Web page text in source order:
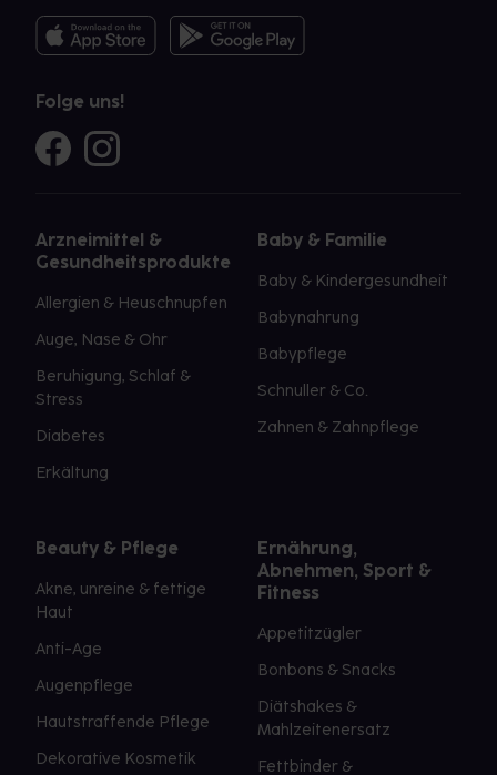
Folge uns!
Arzneimittel &
Gesundheitsprodukte
Allergien & Heuschnupfen
Auge, Nase & Ohr
Beruhigung, Schlaf &
Stress
Diabetes
Erkältung
Baby & Familie
Baby & Kindergesundheit
Babynahrung
Babypflege
Schnuller & Co.
Zahnen & Zahnpflege
Beauty & Pflege
Akne, unreine & fettige
Haut
Anti-Age
Augenpflege
Hautstraffende Pflege
Dekorative Kosmetik
Ernährung,
Abnehmen, Sport &
Fitness
Appetitzügler
Bonbons & Snacks
Diätshakes &
Mahlzeitenersatz
Fettbinder &